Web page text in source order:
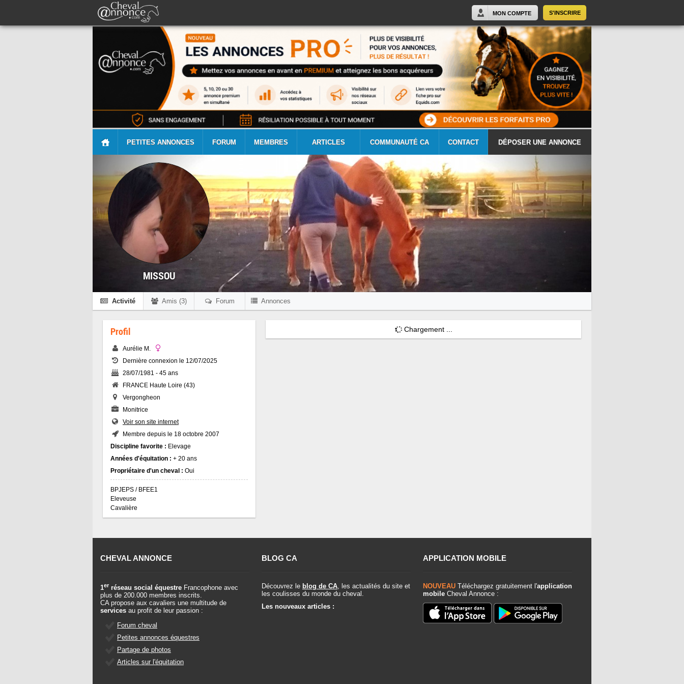
S'INSCRIRE
MON COMPTE
PETITES ANNONCES FORUM MEMBRES ARTICLES COMMUNAUTÉ CA CONTACT DÉPOSER UNE ANNONCE
MISSOU
Activité Amis (3) Forum Annonces
Profil
Aurélie M.
Dernière connexion le 12/07/2025
28/07/1981 - 45 ans
FRANCE Haute Loire (43)
Vergongheon
Monitrice
Voir son site internet
Membre depuis le 18 octobre 2007
Discipline favorite : Elevage
Années d'équitation : + 20 ans
Propriétaire d'un cheval : Oui
BPJEPS / BFEE1
Eleveuse
Cavalière
Chargement ...
CHEVAL ANNONCE
1er réseau social équestre Francophone avec
plus de 200.000 membres inscrits.
CA propose aux cavaliers une multitude de
services au profit de leur passion :
Forum cheval
Petites annonces équestres
Partage de photos
Articles sur l'équitation
BLOG CA
Découvrez le blog de CA , les actualités du site et
les coulisses du monde du cheval.
Les nouveaux articles :
APPLICATION MOBILE
NOUVEAU Téléchargez gratuitement l'application
mobile Cheval Annonce :